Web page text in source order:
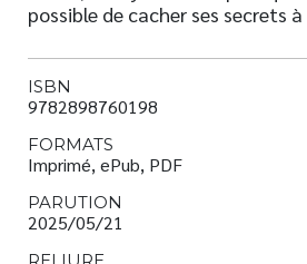
possible de cacher ses secrets
ISBN
9782898760198
FORMATS
Imprimé, ePub, PDF
PARUTION
2025/05/21